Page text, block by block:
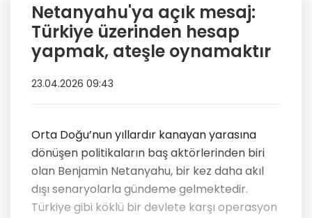
Netanyahu'ya açık mesaj:
Türkiye üzerinden hesap
yapmak, ateşle oynamaktır
23.04.2026 09:43
Orta Doğu’nun yıllardır kanayan yarasına
dönüşen politikaların baş aktörlerinden biri
olan Benjamin Netanyahu, bir kez daha akıl
dışı senaryolarla gündeme gelmektedir.
Türkiye gibi köklü bir devlete karşı operasyon